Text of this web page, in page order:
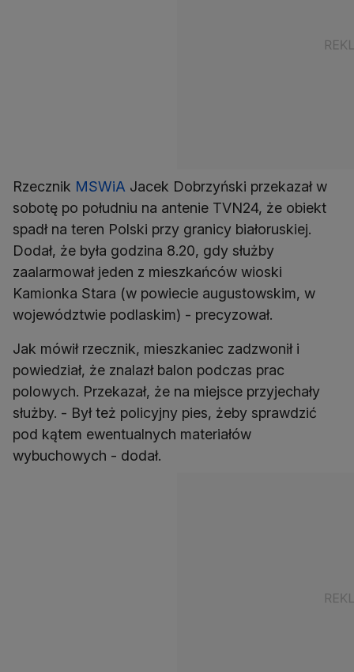
Rzecznik MSWiA Jacek Dobrzyński przekazał w
sobotę po południu na antenie TVN24, że obiekt
spadł na teren Polski przy granicy białoruskiej.
Dodał, że była godzina 8.20, gdy służby
zaalarmował jeden z mieszkańców wioski
Kamionka Stara (w powiecie augustowskim, w
województwie podlaskim) - precyzował.
Jak mówił rzecznik, mieszkaniec zadzwonił i
powiedział, że znalazł balon podczas prac
polowych. Przekazał, że na miejsce przyjechały
służby. - Był też policyjny pies, żeby sprawdzić
pod kątem ewentualnych materiałów
wybuchowych - dodał.